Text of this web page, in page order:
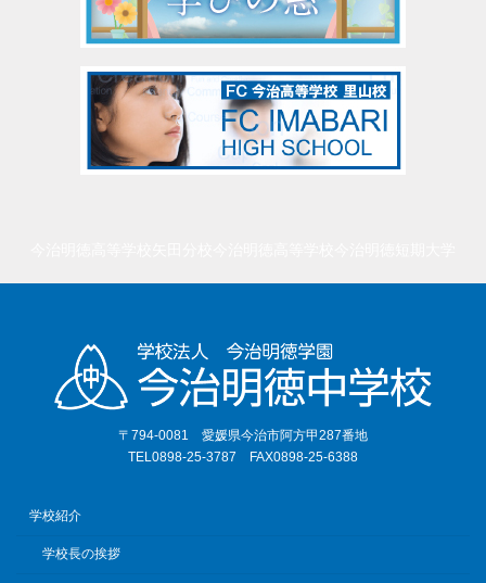
〒794-0081 愛媛県今治市阿方甲287番地
TEL0898-25-3787 FAX0898-25-6388
学校紹介
学校長の挨拶